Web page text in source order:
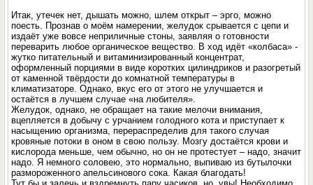
Итак, утечек нет, дышать можно, шлем открыт – эрго, можно
поесть. Прознав о моём намерении, желудок срывается с цепи и
издаёт уже вовсе неприличные стоны, заявляя о готовности
переварить любое органическое вещество. В ход идёт «колбаса» -
жутко питательный и витаминизированный концентрат,
оформленный порциями в виде коротких цилиндриков и разогретый
от каменной твёрдости до комнатной температуры в
климатизаторе. Однако, вкус его от этого не улучшается и
остаётся в лучшем случае «на любителя».
Желудок, однако, не обращает на такие мелочи внимания,
вцепляется в добычу с урчанием голодного кота и приступает к
насыщению организма, перераспределив для такого случая
кровяные потоки в оном в свою пользу. Мозгу достаётся крови и
кислорода меньше, чем обычно, но он не протестует – надо, значит
надо. Я немного соловею, это нормально, выпиваю из бутылочки
размороженного апельсинового сока. Какая благодать!